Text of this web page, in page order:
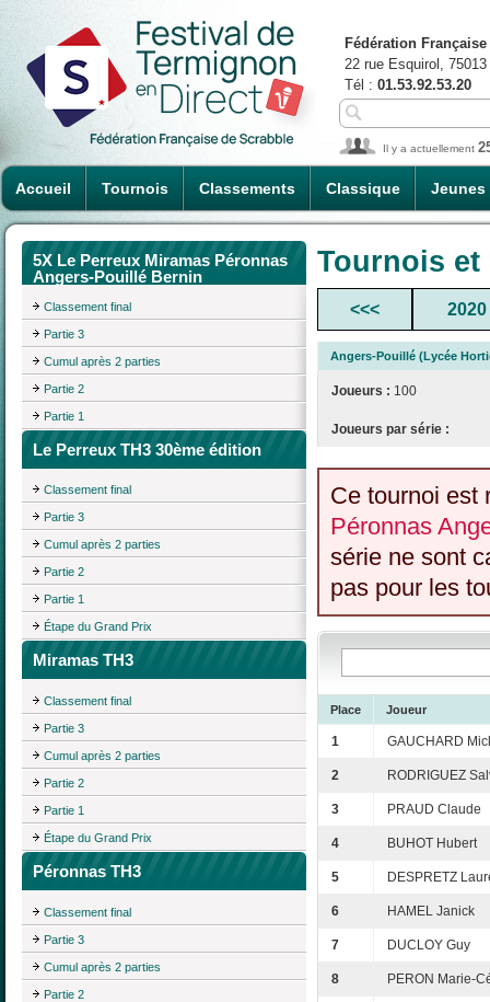
Accueil Tournois Classements Classique Jeunes
Fédération
22 rue Esquirol,
Tél : 01.53.92.53.20
Il y a actuellement
5X Le Perreux Miramas Péronnas
Angers-Pouillé Bernin
Classement final
Partie 3
Cumul après 2 parties
Partie 2
Partie 1
Le Perreux TH3 30ème édition
Classement final
Partie 3
Cumul après 2 parties
Partie 2
Partie 1
Étape du Grand Prix
Miramas TH3
Classement final
Partie 3
Cumul après 2 parties
Partie 2
Partie 1
Étape du Grand Prix
Péronnas TH3
Classement final
Partie 3
Cumul après 2 parties
Partie 2
Tournois
<<< 2020
Angers-Pouillé (Lycée
Joueurs : 100
Joueurs par série :
Ce tournoi est
Péronnas
série ne sont
pas pour les
Place Joueur
1 GAUCHARD
2 RODRIGUEZ
3 PRAUD Claude
4 BUHOT Hubert
5 DESPRETZ
6 HAMEL Janick
7 DUCLOY Guy
8 PERON Marie-